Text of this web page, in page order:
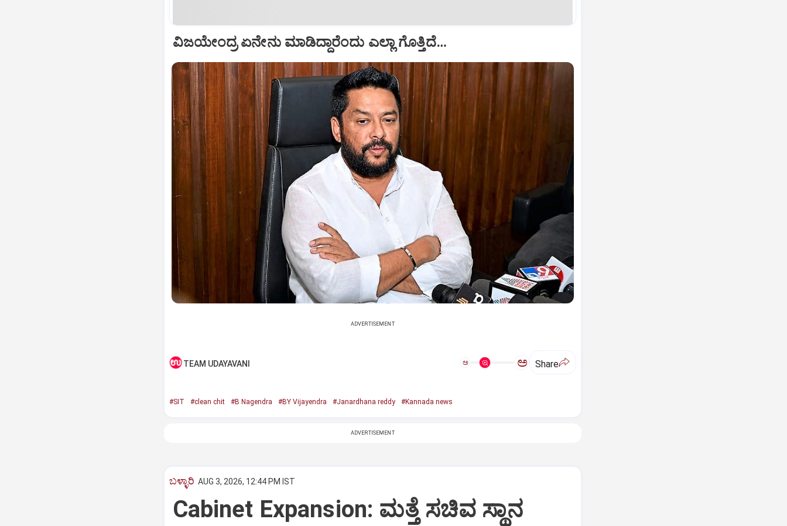
ವಿಜಯೇಂದ್ರ ಏನೇನು ಮಾಡಿದ್ದಾರೆಂದು ಎಲ್ಲಾ ಗೊತ್ತಿದೆ…
ADVERTISEMENT
TEAM UDAYAVANI ಅ ಅ Share
#SIT #clean chit #B Nagendra #BY Vijayendra #Janardhana reddy #Kannada news
ADVERTISEMENT
ಬಳ್ಳಾರಿ AUG 3, 2026, 12:44 PM IST
Cabinet Expansion: ಮತ್ತೆ ಸಚಿವ ಸ್ಥಾನ